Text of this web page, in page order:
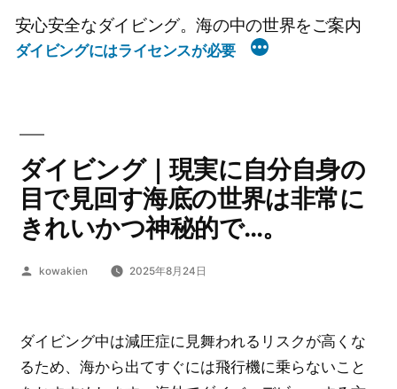
安心安全なダイビング。海の中の世界をご案内
ダイビングにはライセンスが必要
ダイビング｜現実に自分自身の
目で見回す海底の世界は非常に
きれいかつ神秘的で…。
投
kowakien 2025年8月24日
ダイビング中は減圧症に見舞われるリスクが高くな
るため、海から出てすぐには飛行機に乗らないこと